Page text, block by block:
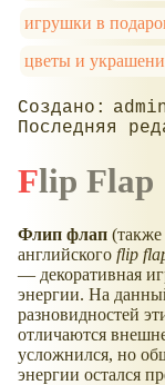
игрушки в
цветы и
Flip Flap
Флип флап
английского flip
— декоративная
энергии. На
разновидностей
отличаются
усложнился, но
энергии остался